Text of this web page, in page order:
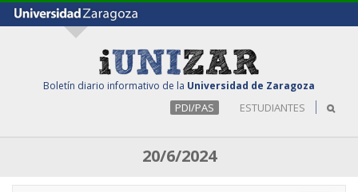
Boletín diario informativo de la Universidad de Zaragoza
PDI/PAS ESTUDIANTES
20/6/2024